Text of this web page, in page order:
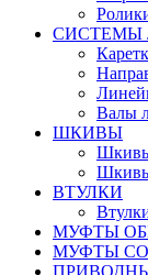
СИСТЕМЫ
Валы
ШКИВЫ
Шкивы
ВТУЛКИ
МУФТЫ
МУФТЫ